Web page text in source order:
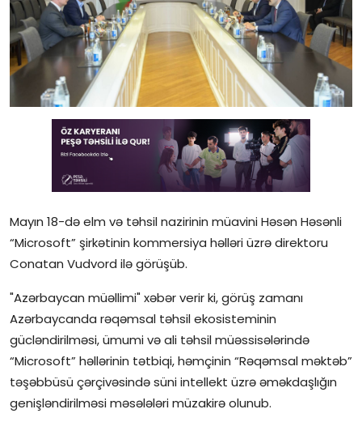
Rəsmi
Təhsil
Müsahibə
Elm və innovasiya
Reportaj
Pedaqogika
Regionlar
Qəzetin PDF arxivi
İctimai şura
Mayın 18-də elm və təhsil nazirinin müavini Həsən Həsənli
“Microsoft” şirkətinin kommersiya həlləri üzrə direktoru
Conatan Vudvord ilə görüşüb.
"Azərbaycan müəllimi" xəbər verir ki, görüş zamanı
Azərbaycanda rəqəmsal təhsil ekosisteminin
gücləndirilməsi, ümumi və ali təhsil müəssisələrində
“Microsoft” həllərinin tətbiqi, həmçinin “Rəqəmsal məktəb”
təşəbbüsü çərçivəsində süni intellekt üzrə əməkdaşlığın
genişləndirilməsi məsələləri müzakirə olunub.